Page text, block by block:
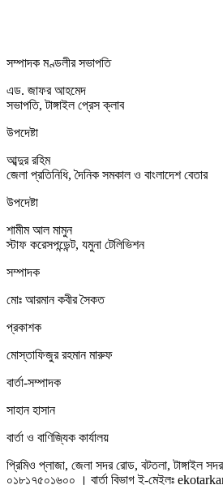
সম্পাদক মণ্ডলীর সভাপতি
এড. জাফর আহমেদ
সভাপতি, টাঙ্গাইল প্রেস ক্লাব
উপদেষ্টা
আব্দুর রহিম
জেলা প্রতিনিধি, দৈনিক সমকাল ও বাংলাদেশ বেতার
উপদেষ্টা
শামীম আল মামুন
স্টাফ করেসপন্ডেন্ট, যমুনা টেলিভিশন
সম্পাদক
মোঃ আরমান কবীর সৈকত
প্রকাশক
মোস্তাফিজুর রহমান মারুফ
বার্তা-সম্পাদক
সাহান হাসান
বার্তা ও বাণিজ্যিক কার্যালয়
প্রিমিও প্লাজা, জেলা সদর রোড, বটতলা, টাঙ্গাইল
০১৮১৭৫০১৬০০ । বার্তা বিভাগ ই-মেইলঃ